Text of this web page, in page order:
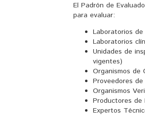
El Padrón de
para evaluar:
Laboratorios de
Laboratorios
Unidades de
vigentes)
Organismos de
Proveedores de
Organismos
Productores de
Expertos